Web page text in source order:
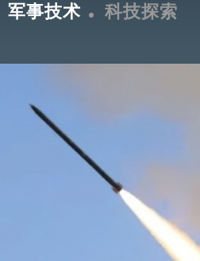
军事技术 科技探索